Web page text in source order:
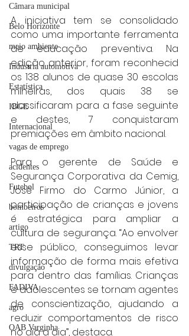
Câmara municipal
Belo Horizonte
meio ambiente
Industria automotiva
Estatística
IBGE
Internacional
vagas de emprego
acidentes
Futebol
bombeiros
artigo
TRT
divulgação
FADIVA
agro
OAB Varginha
A iniciativa tem se consolidado
como uma importante ferramenta
de educação preventiva. Na
edição anterior, foram reconhecid
os 138 alunos de quase 30 escolas
mineiras, dos quais 38 se
classificaram para a fase seguinte
e destes, 7 conquistaram
premiações em âmbito nacional.
Para o gerente de Saúde e
Segurança Corporativa da Cemig,
José Firmo do Carmo Júnior, a
participação de crianças e jovens
é estratégica para ampliar a
cultura de segurança. “Ao envolver
esse público, conseguimos levar
informação de forma mais efetiva
para dentro das famílias. Crianças
e adolescentes se tornam agentes
de conscientização, ajudando a
reduzir comportamentos de risco
no dia a dia”, destaca.